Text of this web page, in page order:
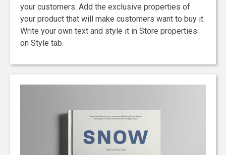
your customers. Add the exclusive properties of
your product that will make customers want to buy it.
Write your own text and style it in Store properties
on Style tab.